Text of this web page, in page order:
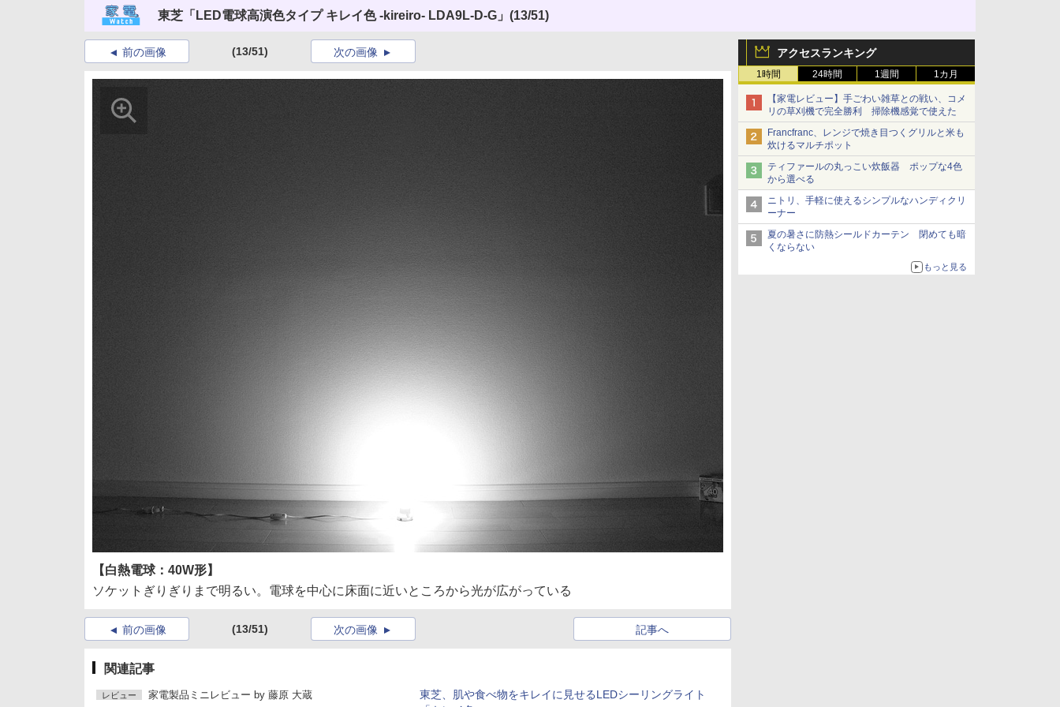
東芝「LED電球高演色タイプ キレイ色 -kireiro- LDA9L-D-G」 (13/51)
アクセスランキング
1時間 24時間 1週間 1カ月
【家電レビュー】手ごわい雑草との戦い、コメ
リの草刈機で完全勝利 掃除機感覚で使えた
Francfranc、レンジで焼き目つくグリルと米も
炊けるマルチポット
ティファールの丸っこい炊飯器 ポップな4色
から選べる
ニトリ、手軽に使えるシンプルなハンディクリ
ーナー
夏の暑さに防熱シールドカーテン 閉めても暗
くならない
もっと見る
前の画像 (13/51) 次の画像
【白熱電球：40W形】
ソケットぎりぎりまで明るい。電球を中心に床面に近いところから光が広がっている
前の画像 (13/51) 記事へ
次の画像
関連記事
レビュー 家電製品ミニレビュー by 藤原 大蔵
東芝、肌や食べ物をキレイに見せるLEDシーリングライト